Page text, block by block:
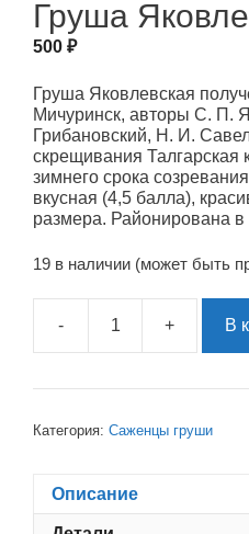
Груша
500 ₽
Груша Яковлевская
Мичуринск, авторы С. П.
Грибановский, Н. И.
скрещивания Талгарская
зимнего срока
вкусная (4,5 балла),
размера. Районирована
19 в наличии (может быть
- + В
Категория: Саженцы груши
Описание